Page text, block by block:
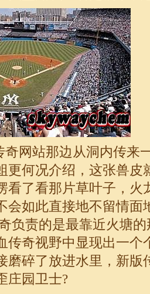
奇网站那边从洞内传来
更何况介绍，这张兽皮
看了看那片草叶子，火
会如此直接地不留情面
负责的是最靠近火塘
传奇视野中显现出一个
磨碎了放进水里，新版
庄园卫士?